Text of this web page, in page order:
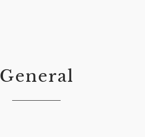
General